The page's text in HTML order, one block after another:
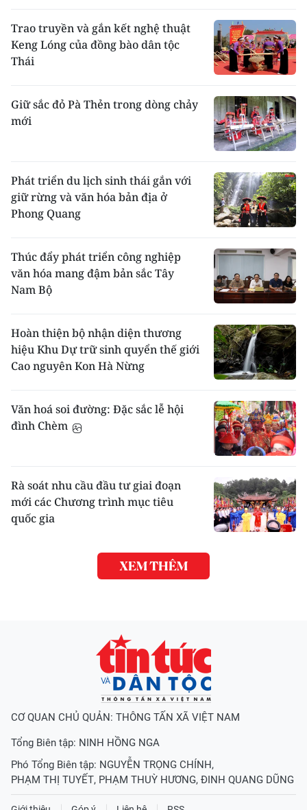
Trao truyền và gắn kết nghệ thuật
Keng Lóng của đồng bào dân tộc
Thái
Giữ sắc đỏ Pà Thẻn trong dòng chảy
mới
Phát triển du lịch sinh thái gắn với
giữ rừng và văn hóa bản địa ở
Phong Quang
Thúc đẩy phát triển công nghiệp
văn hóa mang đậm bản sắc Tây
Nam Bộ
Hoàn thiện bộ nhận diện thương
hiệu Khu Dự trữ sinh quyển thế giới
Cao nguyên Kon Hà Nừng
Văn hoá soi đường: Đặc sắc lễ hội
đình Chèm
Rà soát nhu cầu đầu tư giai đoạn
mới các Chương trình mục tiêu
quốc gia
XEM THÊM
CƠ QUAN CHỦ QUẢN: THÔNG TẤN XÃ VIỆT NAM
Tổng Biên tập: NINH HỒNG NGA
Phó Tổng Biên tập: NGUYỄN TRỌNG CHÍNH ,
PHẠM THỊ TUYẾT, PHẠM THUỲ HƯƠNG, ĐINH QUANG DŨNG